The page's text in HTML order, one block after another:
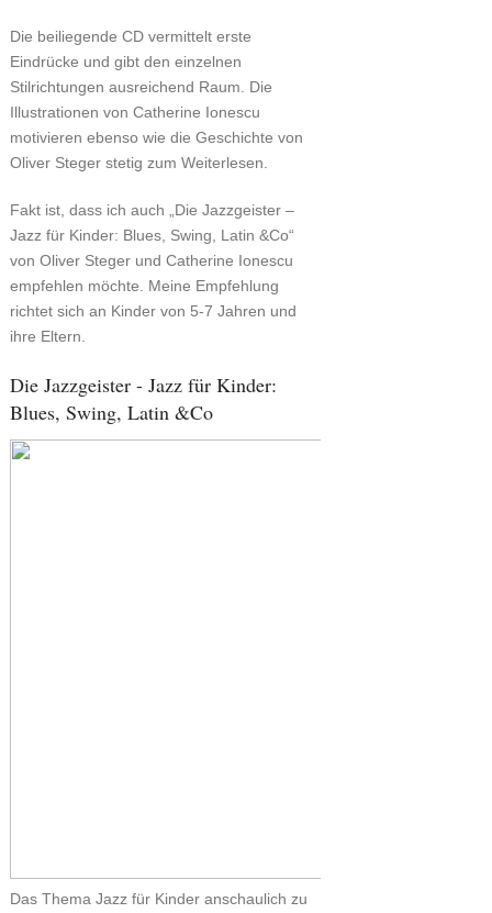
Die beiliegende CD vermittelt erste
Eindrücke und gibt den einzelnen
Stilrichtungen ausreichend Raum. Die
Illustrationen von Catherine Ionescu
motivieren ebenso wie die Geschichte von
Oliver Steger stetig zum Weiterlesen.
Fakt ist, dass ich auch „Die Jazzgeister –
Jazz für Kinder: Blues, Swing, Latin &Co“
von Oliver Steger und Catherine Ionescu
empfehlen möchte. Meine Empfehlung
richtet sich an Kinder von 5-7 Jahren und
ihre Eltern.
Die Jazzgeister - Jazz für Kinder:
Blues, Swing, Latin &Co
Das Thema Jazz für Kinder anschaulich zu